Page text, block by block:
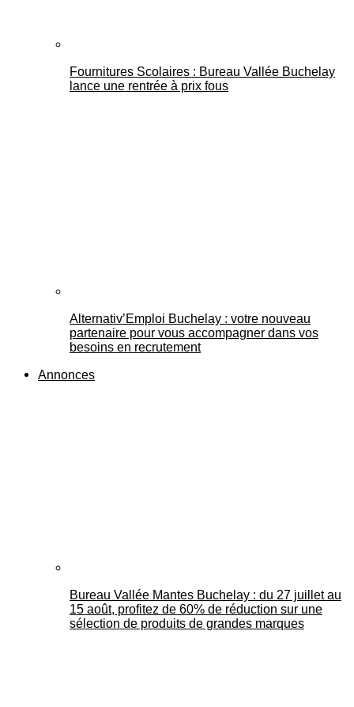
Fournitures Scolaires : Bureau Vallée Buchelay
lance une rentrée à prix fous
Alternativ’Emploi Buchelay : votre nouveau
partenaire pour vous accompagner dans vos
besoins en recrutement
Annonces
Bureau Vallée Mantes Buchelay : du 27 juillet au
15 août, profitez de 60% de réduction sur une
sélection de produits de grandes marques